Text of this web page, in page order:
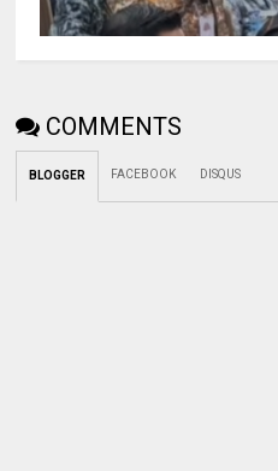
COMMENTS
BLOGGER FACEBOOK DISQUS